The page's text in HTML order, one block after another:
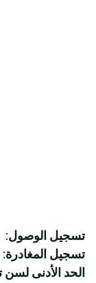
تسجيل الوصول: ٣:٠٠ م
تسجيل المغادرة: ١٢:٠٠ م
الحد الأدنى